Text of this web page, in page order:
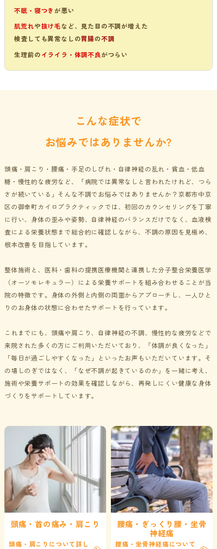
不眠・寝つき が悪い
肌荒れや抜け毛など、見た目の不調が増えた
検査しても異常なしの胃腸の不調
生理前のイライラ・体調不良がつらい
こんな症状で
お悩みではありませんか?
頭痛・肩こり・腰痛・手足のしびれ・自律神経の乱れ・貧血・低血
糖・慢性的な疲労など、
「病院では異常なしと言われたけれど、つら
さが続いている」 そんな不調でお悩みではありませんか？ 京都市中京
区の御幸町カイロプラクティックでは、初回のカウンセリングを丁寧
に行い、身体の歪みや姿勢、自律神経のバランスだけでなく、血液検
査による栄養状態まで総合的に確認しながら、不調の原因を見極め、
根本改善を目指しています。
整体施術と、医科・歯科の提携医療機関と連携した分子整合栄養医学
（オーソモレキュラー）による栄養サポートを組み合わせることが当
院の特徴です。身体の外側と内側の両面からアプローチし、一人ひと
りのお身体の状態に合わせたサポートを行っています。
これまでにも、頭痛や肩こり、自律神経の不調、慢性的な疲労などで
来院された多くの方にご利用いただいており、「体調が良くなった」
「毎日が過ごしやすくなった」といったお声もいただいています。 そ
の場しのぎではなく、「なぜ不調が起きているのか」を一緒に考え、
施術や栄養サポートの効果を確認しながら、再発しにくい健康な身体
づくりをサポートしています。
頭痛・首の痛み・肩こり
頭痛・肩こりについて詳し
腰痛・ぎっくり腰・坐骨
神経痛
腰痛・坐骨神経痛について